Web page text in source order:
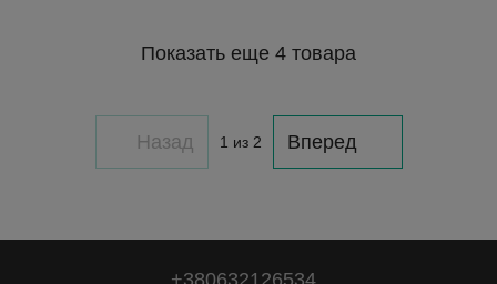
Показать еще 4 товара
Назад 1 из 2 Вперед
+380632126534